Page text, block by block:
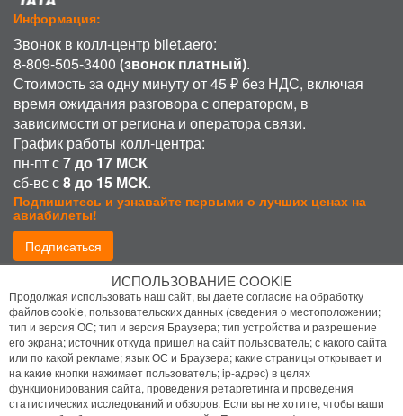
Информация:
Звонок в колл-центр bilet.aero:
8-809-505-3400 (звонок платный).
Стоимость за одну минуту от 45 ₽ без НДС, включая
время ожидания разговора с оператором, в
зависимости от региона и оператора связи.
График работы колл-центра:
пн-пт с7 до 17 МСК
сб-вс с8 до 15 МСК.
Подпишитесь и узнавайте первыми о лучших ценах на
авиабилеты!
Подписаться
Присоединиться:
ИСПОЛЬЗОВАНИЕ COOKIE
Продолжая использовать наш сайт, вы даете согласие на обработку
файлов cookie, пользовательских данных (сведения о местоположении;
тип и версия ОС; тип и версия Браузера; тип устройства и разрешение
его экрана; источник откуда пришел на сайт пользователь; с какого сайта
или по какой рекламе; язык ОС и Браузера; какие страницы открывает и
на какие кнопки нажимает пользователь; ip-адрес) в целях
функционирования сайта, проведения ретаргетинга и проведения
статистических исследований и обзоров. Если вы не хотите, чтобы ваши